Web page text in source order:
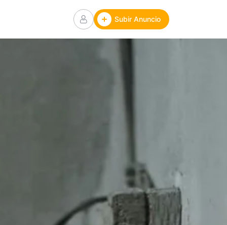
Subir Anuncio